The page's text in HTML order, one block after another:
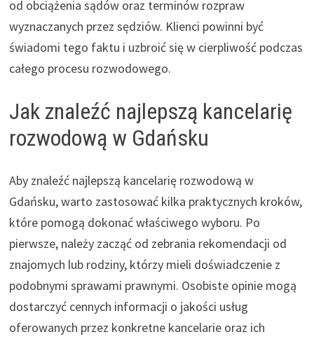
od obciążenia sądów oraz terminów rozpraw
wyznaczanych przez sędziów. Klienci powinni być
świadomi tego faktu i uzbroić się w cierpliwość podczas
całego procesu rozwodowego.
Jak znaleźć najlepszą kancelarię
rozwodową w Gdańsku
Aby znaleźć najlepszą kancelarię rozwodową w
Gdańsku, warto zastosować kilka praktycznych kroków,
które pomogą dokonać właściwego wyboru. Po
pierwsze, należy zacząć od zebrania rekomendacji od
znajomych lub rodziny, którzy mieli doświadczenie z
podobnymi sprawami prawnymi. Osobiste opinie mogą
dostarczyć cennych informacji o jakości usług
oferowanych przez konkretne kancelarie oraz ich